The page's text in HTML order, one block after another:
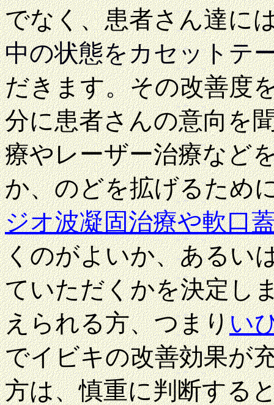
でなく、患者さん達に
中の状態をカセットテ
だきます。その改善度
分に患者さんの意向を
療やレーザー治療など
か、のどを拡げるため
ジオ波凝固治療や軟口
くのがよいか、あるい
ていただくかを決定し
えられる方、つまりい
でイビキの改善効果が
方は、慎重に判断する